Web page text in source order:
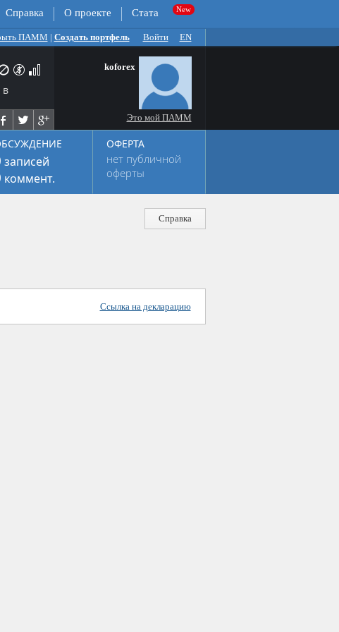
Справка О проекте Стата
ПАММ | Создать портфель Войти EN
в
koforex
Это мой ПАММ
записей
коммент.
ОФЕРТА
нет публичной
оферты
Справка
Ссылка на декларацию